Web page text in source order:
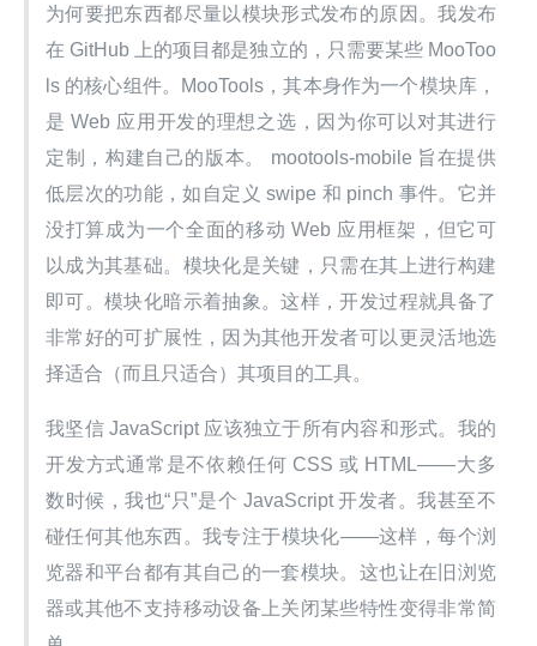
为何要把东西都尽量以模块形式发布的原因。我发布
在 GitHub 上的项目都是独立的，只需要某些 MooToo
ls 的核心组件。MooTools，其本身作为一个模块库，
是 Web 应用开发的理想之选，因为你可以对其进行
定制，构建自己的版本。 mootools-mobile 旨在提供
低层次的功能，如自定义 swipe 和 pinch 事件。它并
没打算成为一个全面的移动 Web 应用框架，但它可
以成为其基础。模块化是关键，只需在其上进行构建
即可。模块化暗示着抽象。这样，开发过程就具备了
非常好的可扩展性，因为其他开发者可以更灵活地选
择适合（而且只适合）其项目的工具。
我坚信 JavaScript 应该独立于所有内容和形式。我的
开发方式通常是不依赖任何 CSS 或 HTML——大多
数时候，我也“只”是个 JavaScript 开发者。我甚至不
碰任何其他东西。我专注于模块化——这样，每个浏
览器和平台都有其自己的一套模块。这也让在旧浏览
器或其他不支持移动设备上关闭某些特性变得非常简